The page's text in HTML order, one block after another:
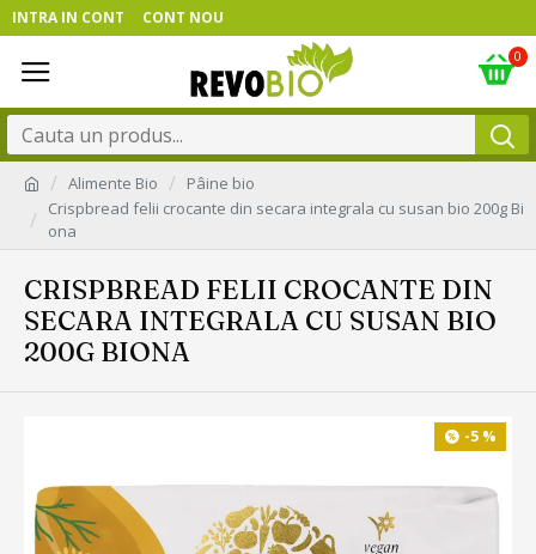
INTRA IN CONT CONT NOU
0
Alimente Bio
Pâine bio
Crispbread felii crocante din secara integrala cu susan bio 200g Bi
ona
CRISPBREAD FELII CROCANTE DIN
SECARA INTEGRALA CU SUSAN BIO
200G BIONA
-5 %